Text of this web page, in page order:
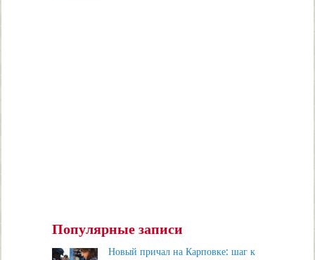
Популярные записи
Новый причал на Карповке: шаг к